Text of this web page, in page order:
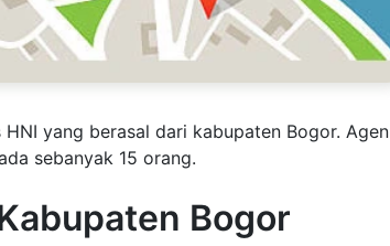
yang berasal dari kabupaten Bogor. Agen
sebanyak 15 orang.
Bogor